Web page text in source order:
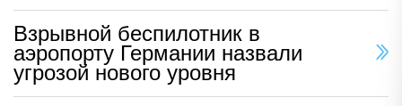
Взрывной беспилотник в
аэропорту Германии назвали
угрозой нового уровня